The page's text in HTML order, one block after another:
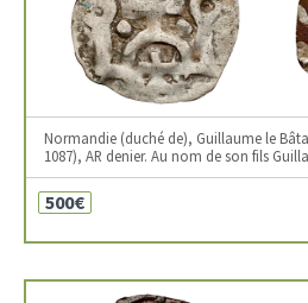
Normandie (duché de), Guillaume le
1087), AR denier. Au nom de son fils
500€